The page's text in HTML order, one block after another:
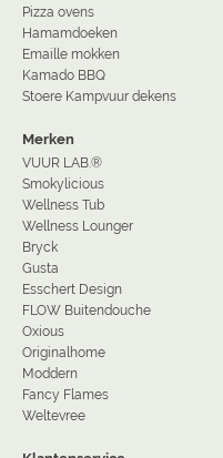
Pizza ovens
Hamamdoeken
Emaille mokken
Kamado BBQ
Stoere Kampvuur dekens
Merken
VUUR LAB.®
Smokylicious
Wellness Tub
Wellness Lounger
Bryck
Gusta
Esschert Design
FLOW Buitendouche
Oxious
Originalhome
Moddern
Fancy Flames
Weltevree